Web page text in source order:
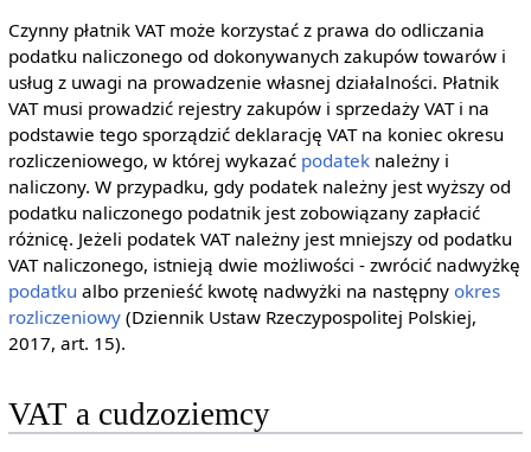
Czynny płatnik VAT może korzystać z prawa do odliczania
podatku naliczonego od dokonywanych zakupów towarów i
usług z uwagi na prowadzenie własnej działalności. Płatnik
VAT musi prowadzić rejestry zakupów i sprzedaży VAT i na
podstawie tego sporządzić deklarację VAT na koniec okresu
rozliczeniowego, w której wykazać podateknależny i
naliczony. W przypadku, gdy podatek należny jest wyższy od
podatku naliczonego podatnik jest zobowiązany zapłacić
różnicę. Jeżeli podatek VAT należny jest mniejszy od podatku
VAT naliczonego, istnieją dwie możliwości - zwrócić nadwyżkę
podatku albo przenieść kwotę nadwyżki na następny okres
rozliczeniowy(Dziennik Ustaw Rzeczypospolitej Polskiej,
2017, art. 15).
VAT a cudzoziemcy